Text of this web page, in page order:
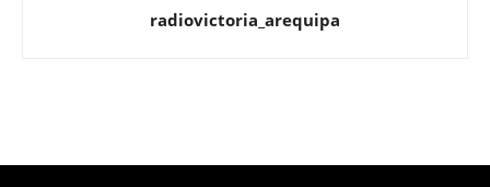
radiovictoria_arequipa